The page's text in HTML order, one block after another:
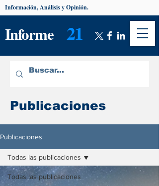
Informe 21
Información, Análisis y Opinión.
Publicaciones
Publicaciones
Todas las publicaciones
Todas las publicaciones